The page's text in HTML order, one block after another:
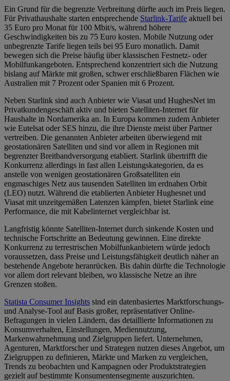
Ein Grund für die begrenzte Verbreitung dürfte auch im Preis liegen.
Für Privathaushalte starten entsprechende Starlink-Tarife aktuell bei
35 Euro pro Monat für 100 Mbit/s, während höhere
Geschwindigkeiten bis zu 75 Euro kosten. Mobile Nutzung oder
unbegrenzte Tarife liegen teils bei 95 Euro monatlich. Damit
bewegen sich die Preise häufig über klassischen Festnetz- oder
Mobilfunkangeboten. Entsprechend konzentriert sich die Nutzung
bislang auf Märkte mit großen, schwer erschließbaren Flächen wie
Australien mit 7 Prozent oder Spanien mit 6 Prozent.
Neben Starlink sind auch Anbieter wie Viasat und HughesNet im
Privatkundengeschäft aktiv und bieten Satelliten-Internet für
Haushalte in Nordamerika an. In Europa kommen zudem Anbieter
wie Eutelsat oder SES hinzu, die ihre Dienste meist über Partner
vertreiben. Die genannten Anbieter arbeiten überwiegend mit
geostationären Satelliten und sind vor allem in Regionen mit
begrenzter Breitbandversorgung etabliert. Starlink übertrifft die
Konkurrenz allerdings in fast allen Leistungskategorien, da es
anstelle von wenigen geostationären Großsatelliten ein
engmaschiges Netz aus tausenden Satelliten im erdnahen Orbit
(LEO) nutzt. Während die etablierten Anbieter Hughesnet und
Viasat mit unzeitgemäßen Latenzen kämpfen, bietet Starlink eine
Performance, die mit Kabelinternet vergleichbar ist.
Langfristig könnte Satelliten-Internet durch sinkende Kosten und
technische Fortschritte an Bedeutung gewinnen. Eine direkte
Konkurrenz zu terrestrischen Mobilfunkanbietern würde jedoch
voraussetzen, dass Preise und Leistungsfähigkeit deutlich näher an
bestehende Angebote heranrücken. Bis dahin dürfte die Technologie
vor allem dort relevant bleiben, wo klassische Netze an ihre
Grenzen stoßen.
Statista Consumer Insights sind ein datenbasiertes Marktforschungs-
und Analyse-Tool auf Basis großer, repräsentativer Online-
Befragungen in vielen Ländern, das detaillierte Informationen zu
Konsumverhalten, Einstellungen, Mediennutzung,
Markenwahrnehmung und Zielgruppen liefert. Unternehmen,
Agenturen, Marktforscher und Strategen nutzen dieses Angebot, um
Zielgruppen zu definieren, Märkte und Marken zu vergleichen,
Trends zu beobachten und Kampagnen oder Produktstrategien
gezielt auf bestimmte Konsumentensegmente auszurichten.